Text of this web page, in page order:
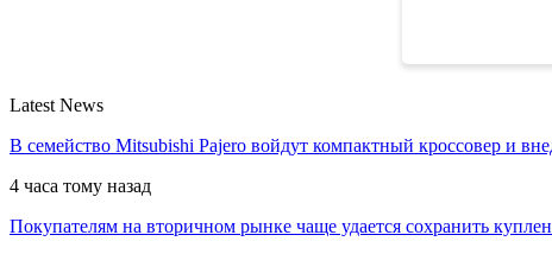
Latest News
В семейство Mitsubishi Pajero войдут компактный кроссовер и
4 часа тому назад
Покупателям на вторичном рынке чаще удается сохранить